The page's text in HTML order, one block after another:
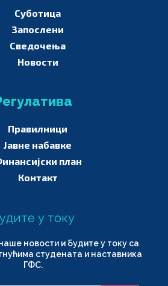
Суботица
Запослени
Сведочења
Новости
Правилници
Јавне набавке
план
Контакт
у току
новости и будите у току са
студената и наставника
ГФС.